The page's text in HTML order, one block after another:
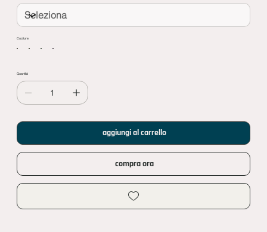
Cuciture
Quantità
aggiungi al carrello
compra ora